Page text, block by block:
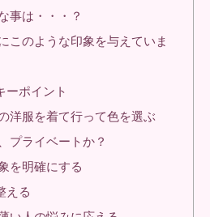
事は・・・？
このような印象を与えていま
ーポイント
洋服を着て行って色を選ぶ
プライベートか？
を明確にする
える